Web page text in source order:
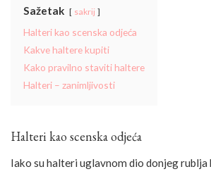
Sažetak sakrij
Halteri kao scenska odjeća
Kakve haltere kupiti
Kako pravilno staviti haltere
Halteri – zanimljivosti
Halteri kao scenska odjeća
Iako su halteri uglavnom dio donjeg